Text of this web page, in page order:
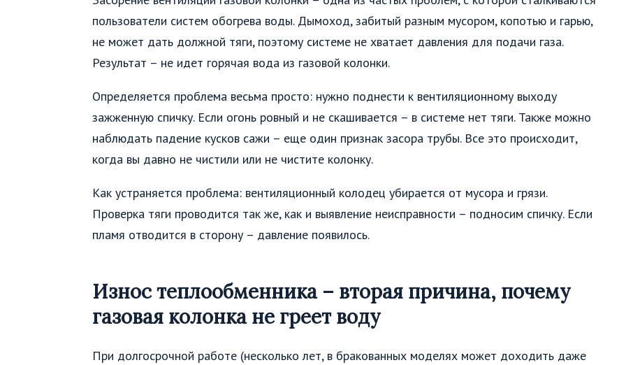
пользователи систем обогрева воды. Дымоход, забитый разным мусором, копотью и гарью,
не может дать должной тяги, поэтому системе не хватает давления для подачи газа.
Результат – не идет горячая вода из газовой колонки.
Определяется проблема весьма просто: нужно поднести к вентиляционному выходу
зажженную спичку. Если огонь ровный и не скашивается – в системе нет тяги. Также можно
наблюдать падение кусков сажи – еще один признак засора трубы. Все это происходит,
когда вы давно не чистили или не чистите колонку.
Как устраняется проблема: вентиляционный колодец убирается от мусора и грязи.
Проверка тяги проводится так же, как и выявление неисправности – подносим спичку. Если
пламя отводится в сторону – давление появилось.
Износ теплообменника – вторая причина, почему
газовая колонка не греет воду
При долгосрочной работе (несколько лет, в бракованных моделях может доходить даже